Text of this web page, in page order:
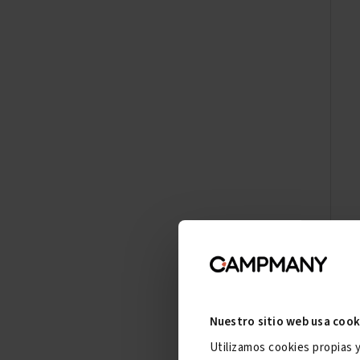
Nuestro sitio web usa
Utilizamos cookies propias